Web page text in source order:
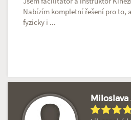
Nabízím kompletní řešení pro to,
fyzicky i ...
Miloslava